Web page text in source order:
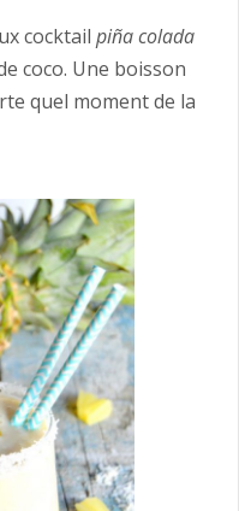
cocktail piña colada
coco. Une boisson
quel moment de la